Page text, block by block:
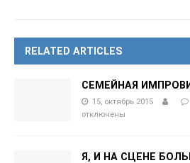
RELATED ARTICLES
СЕМЕЙНАЯ
15, октябрь 2015
отключены
Я, И НА СЦЕНЕ